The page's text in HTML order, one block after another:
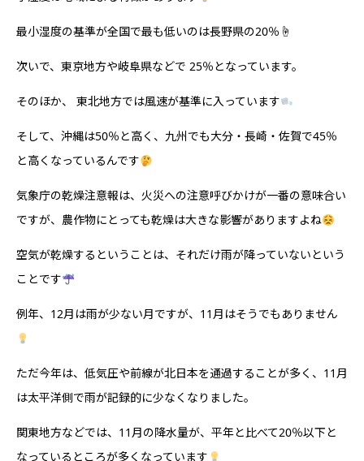
最小湿度の基準が全国で最も低いのは長野県の20％☝️
次いで、東京地方や岐阜県などで 25％となっています。
そのほか、 東北地方では風速が基準に入っています
そして、沖縄は50％と高く、九州でも大分・長崎・佐賀で45％
と高くなっているんです
気象庁の乾燥注意報は、火災への注意呼びかけが一番の意味合い
ですが、農作物にとっても乾燥は大きな影響がありますよね
空気が乾燥するということは、それだけ雨が降っていないという
ことです
例年、12月は雨が少ない月ですが、11月はそうでもありません
ただ今年は、低気圧や前線が北日本を通過することが多く、11月
は太平洋側で雨が記録的に少なくなりました。
関東地方などでは、11月の降水量が、平年と比べて20％以下と
なっているところが多くなっています